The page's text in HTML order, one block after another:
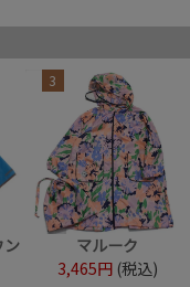
ン
3
マルーク
3,465円 (税込)